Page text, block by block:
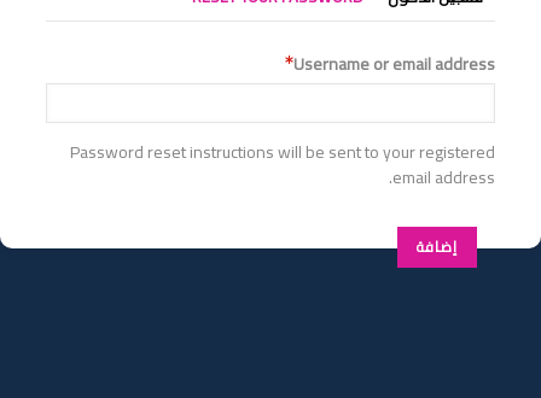
الأساسية
Username or email address
Password reset instructions will be sent to your registered
email address.